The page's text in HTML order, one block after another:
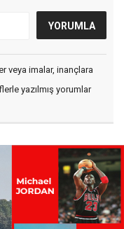
veya imalar, inançlara
yazılmış yorumlar